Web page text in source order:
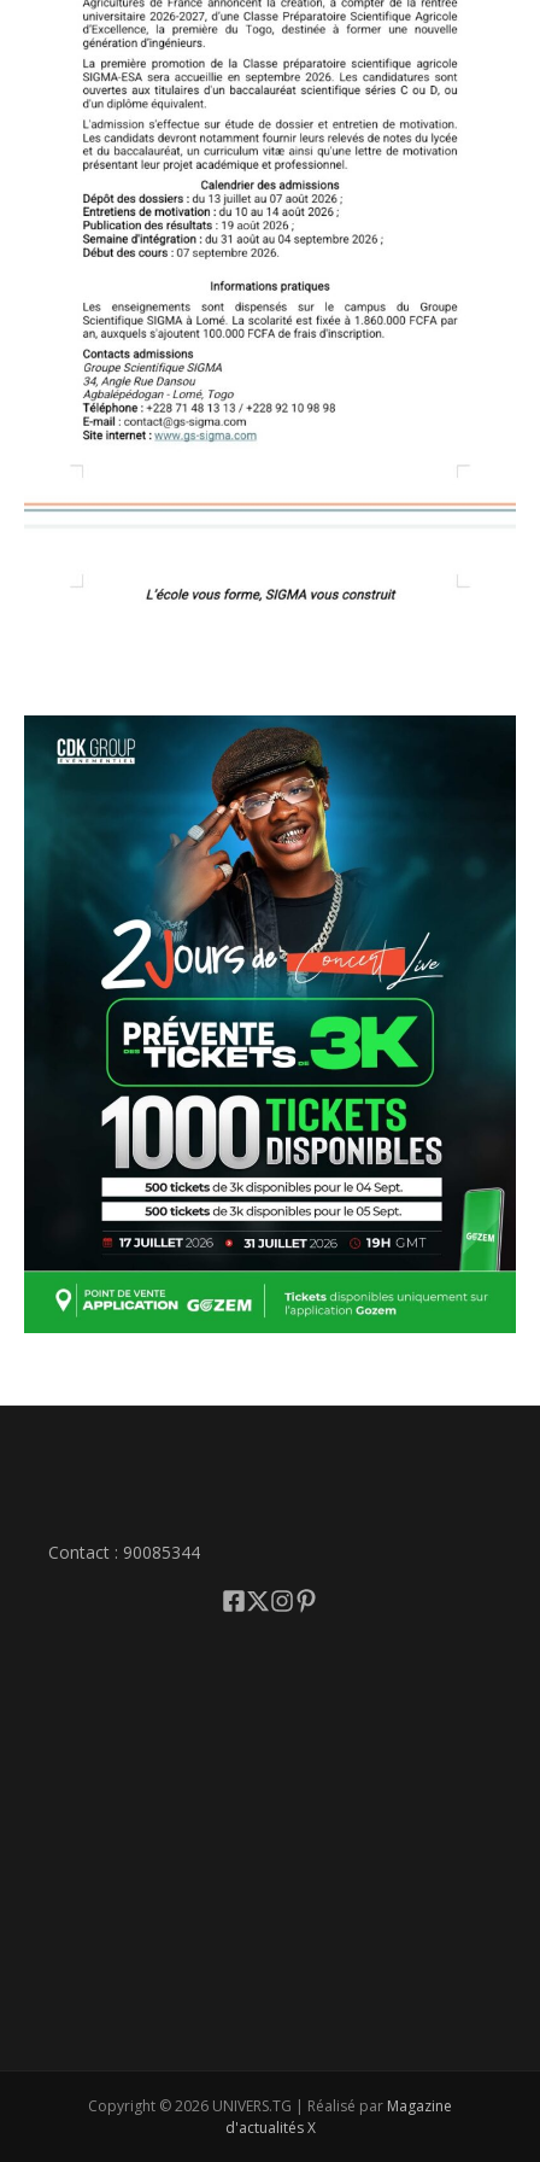
Contact : 90085344
Copyright © 2026 UNIVERS.TG | Réalisé par Magazine
d'actualités X